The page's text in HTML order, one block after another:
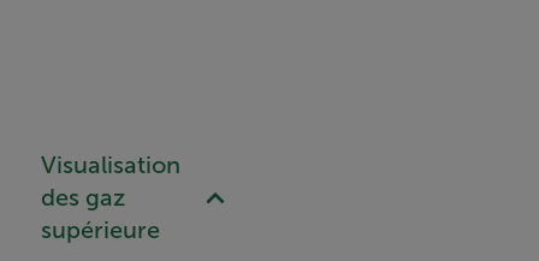
Visualisation
des gaz
supérieure